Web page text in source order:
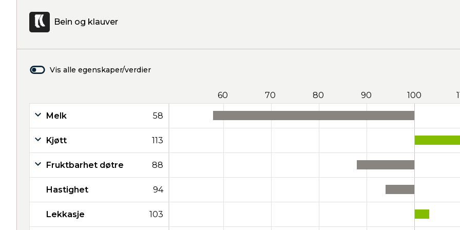
Bein og klauver
Vis alle egenskaper/verdier
60 70 80 90 100
Melk 58
Kjøtt 113
Fruktbarhet døtre 88
Hastighet 94
Lekkasje 103